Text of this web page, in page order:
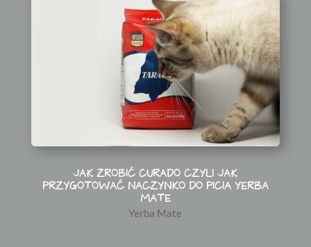
JAK ZROBIĆ CURADO CZYLI JAK
PRZYGOTOWAĆ NACZYNKO DO PICIA YERBA
MATE
Yerba Mate